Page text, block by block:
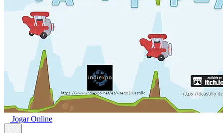
Jogar Online